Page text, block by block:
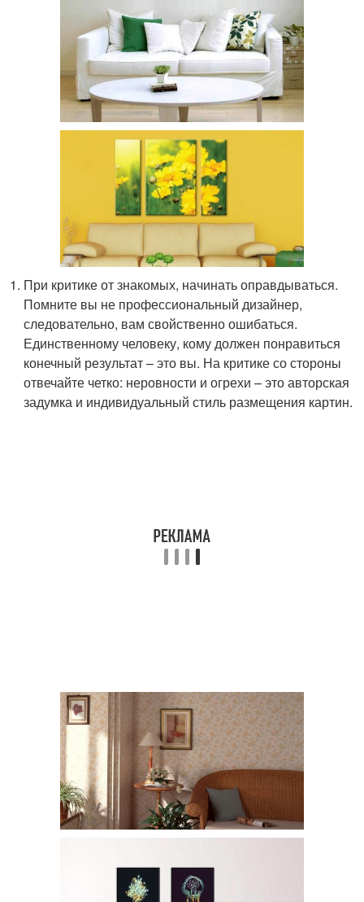
При критике от знакомых, начинать оправдываться.
Помните вы не профессиональный дизайнер,
следовательно, вам свойственно ошибаться.
Единственному человеку, кому должен понравиться
конечный результат – это вы. На критике со стороны
отвечайте четко: неровности и огрехи – это авторская
задумка и индивидуальный стиль размещения картин.